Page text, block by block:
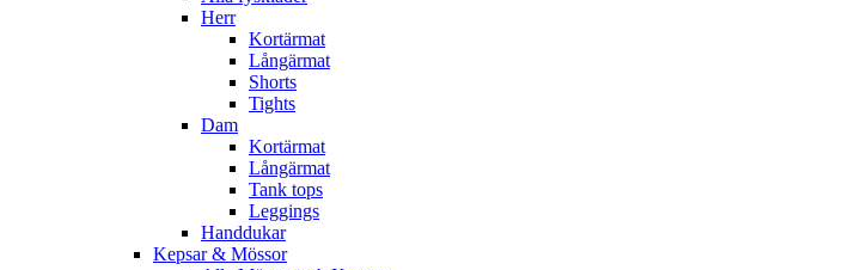
Herr
Kortärmat
Långärmat
Shorts
Tights
Dam
Kortärmat
Långärmat
Tank tops
Leggings
Handdukar
Kepsar & Mössor